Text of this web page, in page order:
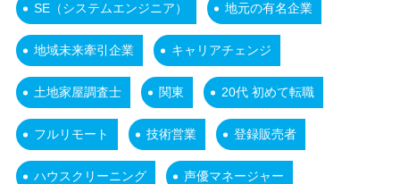
SE（システムエンジニア） 地元の有名企業
地域未来牽引企業 キャリアチェンジ
土地家屋調査士 関東 20代 初めて転職
フルリモート 技術営業 登録販売者
ハウスクリーニング 声優マネージャー